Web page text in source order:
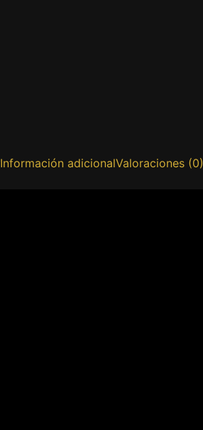
Información adicionalValoraciones (0)